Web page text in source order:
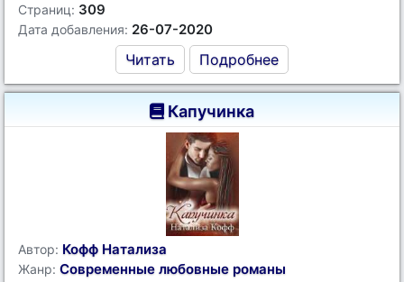
Страниц: 309
Дата добавления: 26-07-2020
Читать Подробнее
Капучинка
Автор: Кофф Натализа
Жанр: Современные любовные романы